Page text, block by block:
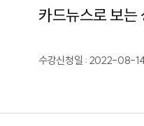
카드뉴스로 보는
수강신청일 : 2022-08-